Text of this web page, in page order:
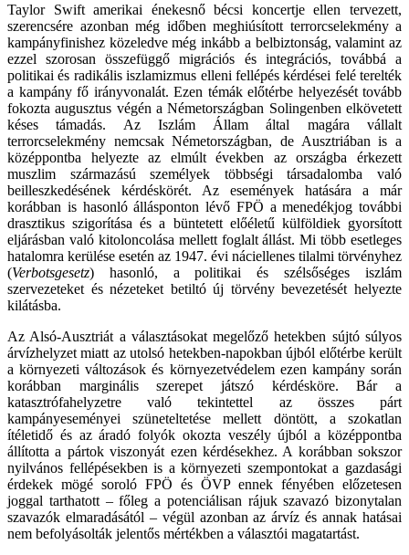
Taylor Swift amerikai énekesnő bécsi koncertje ellen tervezett,
szerencsére azonban még időben meghiúsított terrorcselekmény a
kampányfinishez közeledve még inkább a belbiztonság, valamint az
ezzel szorosan összefüggő migrációs és integrációs, továbbá a
politikai és radikális iszlamizmus elleni fellépés kérdései felé terelték
a kampány fő irányvonalát. Ezen témák előtérbe helyezését tovább
fokozta augusztus végén a Németországban Solingenben elkövetett
késes támadás. Az Iszlám Állam által magára vállalt
terrorcselekmény nemcsak Németországban, de Ausztriában is a
középpontba helyezte az elmúlt években az országba érkezett
muszlim származású személyek többségi társadalomba való
beilleszkedésének kérdéskörét. Az események hatására a már
korábban is hasonló állásponton lévő FPÖ a menedékjog további
drasztikus szigorítása és a büntetett előéletű külföldiek gyorsított
eljárásban való kitoloncolása mellett foglalt állást. Mi több esetleges
hatalomra kerülése esetén az 1947. évi náciellenes tilalmi törvényhez
(Verbotsgesetz) hasonló, a politikai és szélsőséges iszlám
szervezeteket és nézeteket betiltó új törvény bevezetését helyezte
kilátásba.
Az Alsó-Ausztriát a választásokat megelőző hetekben sújtó súlyos
árvízhelyzet miatt az utolsó hetekben-napokban újból előtérbe került
a környezeti változások és környezetvédelem ezen kampány során
korábban marginális szerepet játszó kérdésköre. Bár a
katasztrófahelyzetre való tekintettel az összes párt
kampányeseményei szüneteltetése mellett döntött, a szokatlan
ítéletidő és az áradó folyók okozta veszély újból a középpontba
állította a pártok viszonyát ezen kérdésekhez. A korábban sokszor
nyilvános fellépésekben is a környezeti szempontokat a gazdasági
érdekek mögé soroló FPÖ és ÖVP ennek fényében előzetesen
joggal tarthatott – főleg a potenciálisan rájuk szavazó bizonytalan
szavazók elmaradásától – végül azonban az árvíz és annak hatásai
nem befolyásolták jelentős mértékben a választói magatartást.